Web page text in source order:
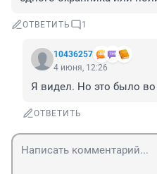
ОТВЕТИТЬ 1
10436257
4 июня, 12:26
Я видел. Но это было во
ОТВЕТИТЬ